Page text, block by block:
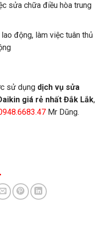
sửa chữa điều hòa trung
động, làm việc tuân thủ
sử dụng dịch vụ sửa
giá rẻ nhất Đắk Lắk,
Mr Dũng.